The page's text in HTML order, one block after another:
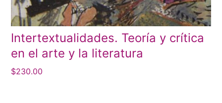
Intertextualidades. Teoría y crítica
en el arte y la literatura
$230.00